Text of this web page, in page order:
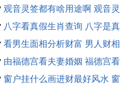
属鼠之人这一年将面临人生格
型男性
观音灵签都有啥用途啊 观音灵
全部签签词
八字看真假生肖查询 八字是真
是假
看男生面相分析财富 男人财相
哪里看
由福德宫看夫妻婚姻 福德宫看
偶生肖
窗户挂什么画进财最好风水 窗